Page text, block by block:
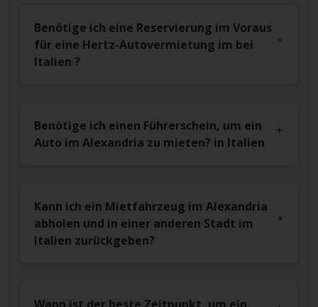
Benötige ich eine Reservierung im Voraus
für eine Hertz-Autovermietung im bei
Italien ?
Benötige ich einen Führerschein, um ein
Auto im Alexandria zu mieten? in Italien
Kann ich ein Mietfahrzeug im Alexandria
abholen und in einer anderen Stadt im
Italien zurückgeben?